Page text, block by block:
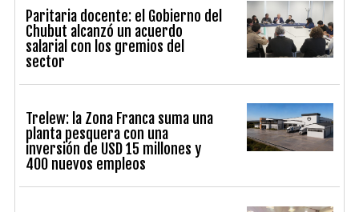
Paritaria docente: el Gobierno del
Chubut alcanzó un acuerdo
salarial con los gremios del
sector
Trelew: la Zona Franca suma una
planta pesquera con una
inversión de USD 15 millones y
400 nuevos empleos